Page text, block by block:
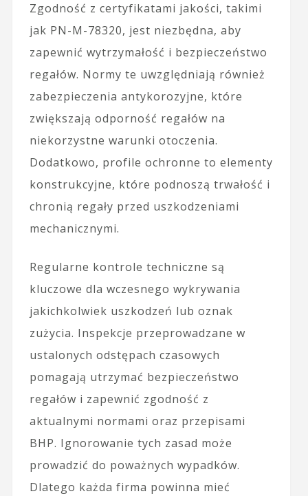
Zgodność z certyfikatami jakości, takimi
jak PN-M-78320, jest niezbędna, aby
zapewnić wytrzymałość i bezpieczeństwo
regałów. Normy te uwzględniają również
zabezpieczenia antykorozyjne, które
zwiększają odporność regałów na
niekorzystne warunki otoczenia.
Dodatkowo, profile ochronne to elementy
konstrukcyjne, które podnoszą trwałość i
chronią regały przed uszkodzeniami
mechanicznymi.
Regularne kontrole techniczne są
kluczowe dla wczesnego wykrywania
jakichkolwiek uszkodzeń lub oznak
zużycia. Inspekcje przeprowadzane w
ustalonych odstępach czasowych
pomagają utrzymać bezpieczeństwo
regałów i zapewnić zgodność z
aktualnymi normami oraz przepisami
BHP. Ignorowanie tych zasad może
prowadzić do poważnych wypadków.
Dlatego każda firma powinna mieć